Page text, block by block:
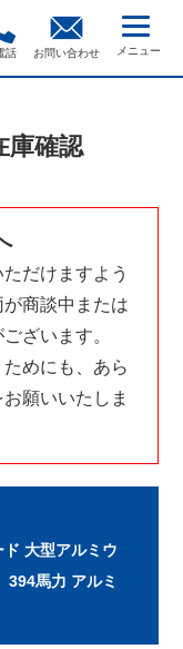
話 お問い合わせ
庫確認
だけますよう
商談中または
ざいます。
めにも、あら
願いいたしま
大型アルミウ
馬力 アルミ